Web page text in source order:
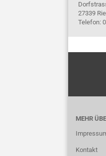
27339
Telefon:
MEHR
Kontakt